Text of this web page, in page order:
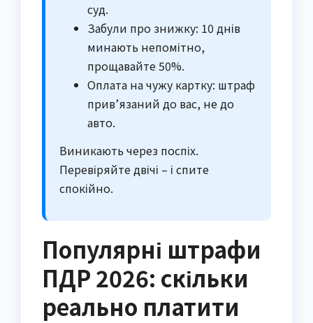
суд.
Забули про знижку: 10 днів
минають непомітно,
прощавайте 50%.
Оплата на чужу картку: штраф
прив’язаний до вас, не до
авто.
Виникають через поспіх.
Перевіряйте двічі – і спите
спокійно.
Популярні штрафи
ПДР 2026: скільки
реально платити